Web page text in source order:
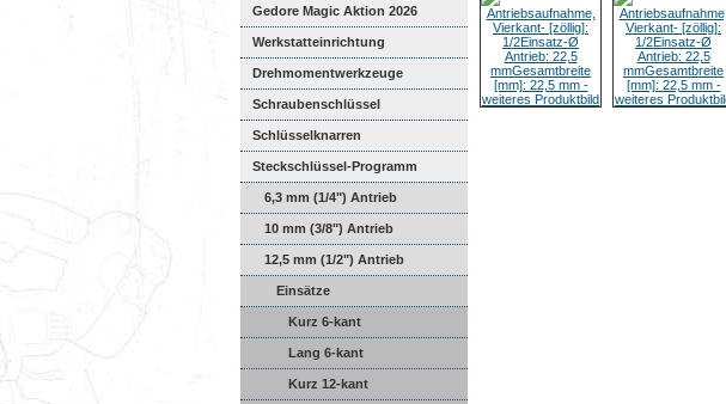
Gedore Magic Aktion 2026
Werkstatteinrichtung
Drehmomentwerkzeuge
Schraubenschlüssel
Schlüsselknarren
Steckschlüssel-Programm
6,3 mm (1/4") Antrieb
10 mm (3/8") Antrieb
12,5 mm (1/2") Antrieb
Einsätze
Kurz 6-kant
Lang 6-kant
Kurz 12-kant